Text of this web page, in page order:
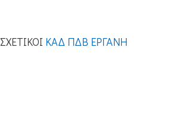
ΣΧΕΤΙΚΟΙ ΚΑΔ ΠΔΒ ΕΡΓΑΝΗ